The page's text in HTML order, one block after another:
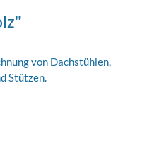
von Dachstühlen,
Stützen.